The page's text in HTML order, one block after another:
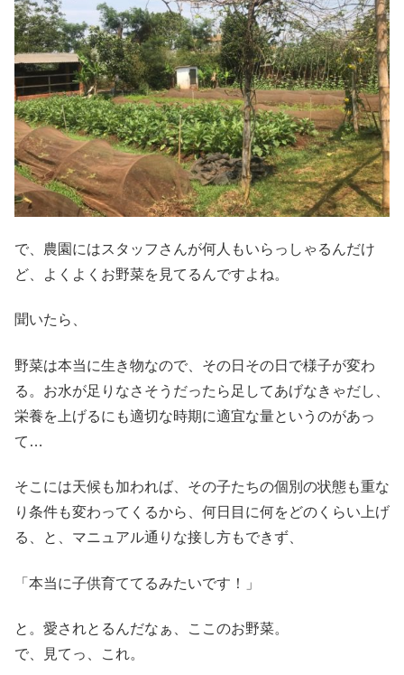
で、農園にはスタッフさんが何人もいらっしゃるんだけ
ど、よくよくお野菜を見てるんですよね。
聞いたら、
野菜は本当に生き物なので、その日その日で様子が変わ
る。お水が足りなさそうだったら足してあげなきゃだし、
栄養を上げるにも適切な時期に適宜な量というのがあっ
て…
そこには天候も加われば、その子たちの個別の状態も重な
り条件も変わってくるから、何日目に何をどのくらい上げ
る、と、マニュアル通りな接し方もできず、
「本当に子供育ててるみたいです！」
と。愛されとるんだなぁ、ここのお野菜。
で、見てっ、これ。